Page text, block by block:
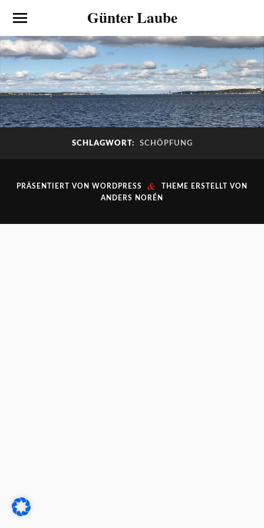
Günter Laube
SCHLAGWORT: SCHÖPFUNG
PRÄSENTIERT VON WORDPRESS &
THEME ERSTELLT VON
ANDERS NORÉN